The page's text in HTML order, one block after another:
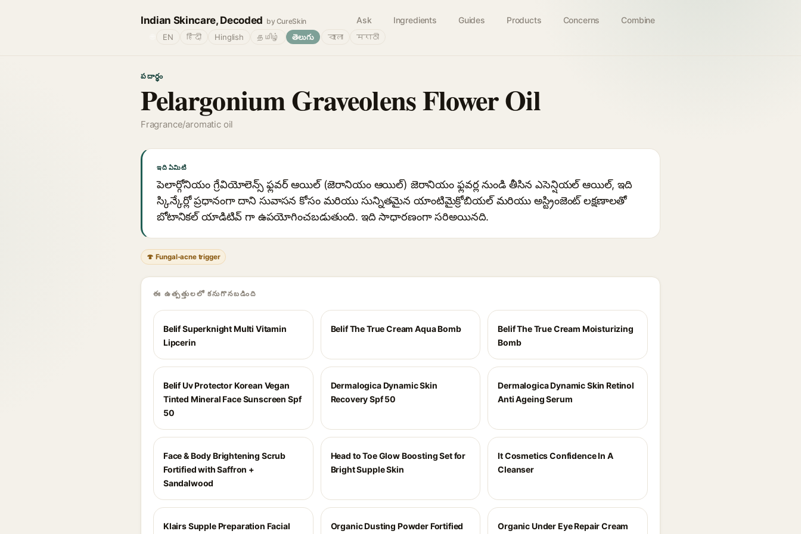
Indian Skincare, Decoded by CureSkin Ask Ingredients Guides Products Concerns Combine
EN हिंदी Hinglish தமிழ் తెలుగు বাংলা मराठी
పదార్థం
Pelargonium Graveolens Flower Oil
Fragrance/aromatic oil
ఇది ఏమిటి
పెలార్గోనియం గ్రేవియోలెన్స్ ఫ్లవర్ ఆయిల్ (జెరానియం ఆయిల్) జెరానియం ఫ్లవర్ల నుండి తీసిన ఎసెన్షియల్ ఆయిల్, ఇది
స్కిన్కేర్లో ప్రధానంగా దాని సువాసన కోసం మరియు సున్నితమైన యాంటిమైక్రోబియల్ మరియు అస్ట్రింజెంట్ లక్షణాలతో
బోటానికల్ యాడిటివ్ గా ఉపయోగించబడుతుంది. ఇది సాధారణంగా సరిఅయినది.
🍄 Fungal-acne trigger
ఈ ఉత్పత్తులలో కనుగొనబడింది
Belif Superknight Multi Vitamin
Lipcerin
Belif The True Cream Aqua Bomb
Belif The True Cream Moisturizing
Bomb
Belif Uv Protector Korean Vegan
Tinted Mineral Face Sunscreen Spf
50
Dermalogica Dynamic Skin
Recovery Spf 50
Dermalogica Dynamic Skin Retinol
Anti Ageing Serum
Face & Body Brightening Scrub
Fortified with Saffron +
Sandalwood
Head to Toe Glow Boosting Set for
Bright Supple Skin
It Cosmetics Confidence In A
Cleanser
Klairs Supple Preparation Facial Organic Dusting Powder Fortified Organic Under Eye Repair Cream